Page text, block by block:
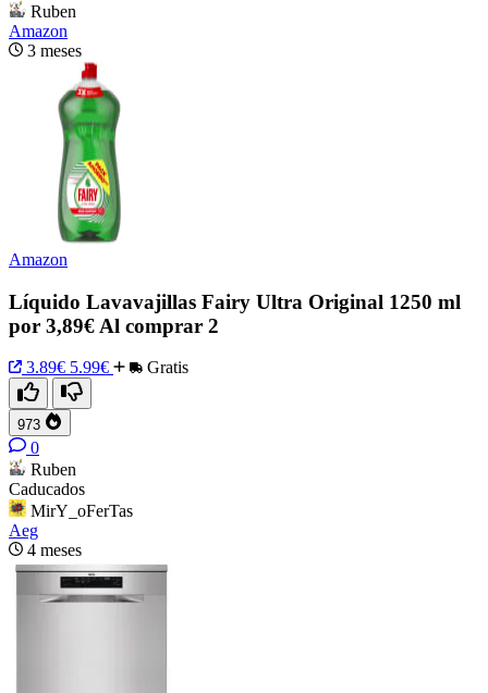
Ruben
Amazon
3 meses
Amazon
Líquido Lavavajillas Fairy Ultra Original 1250 ml
por 3,89€ Al comprar 2
3.89€ 5.99€ Gratis
973
0
Ruben
Caducados
MirY_oFerTas
Aeg
4 meses